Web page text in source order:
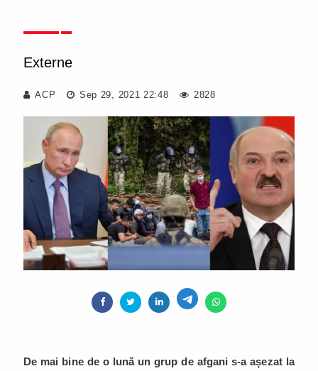
Externe
ACP Sep 29, 2021 22:48 2828
De mai bine de o lună un grup de afgani s-a așezat la